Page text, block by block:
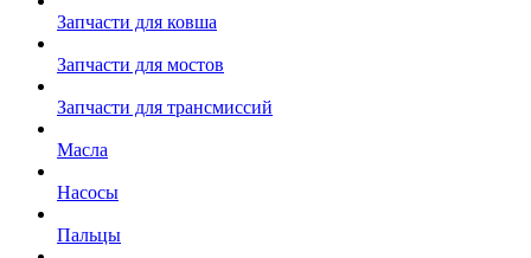
Запчасти для ковша
Запчасти для мостов
Запчасти для трансмиссий
Масла
Насосы
Пальцы